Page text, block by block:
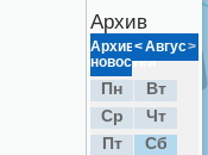
Архив
Архив
новостей
<Август>
Пн
Вт
Ср
Чт
Пт
Сб